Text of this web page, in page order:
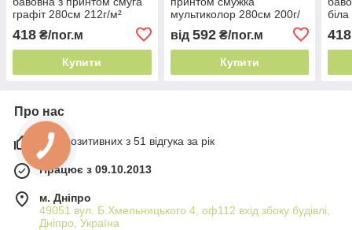
графіт 280см 212г/м²
418 ₴/пог.м
Купити
мультиколор 280см 200г/
тканині
від 592₴/пог.м
Купити
418
Про нас
98% позитивних з 51 відгука за рік
Працює з 09.10.2013
м. Дніпро
49051 вул. Б.Хмельницького 4, оф112 вхід збоку будівлі,
Дніпро, Україна